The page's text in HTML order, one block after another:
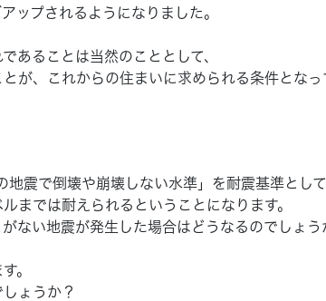
ップされるようになりました。
あることは当然のこととして、
が、これからの住まいに求められる条件となっ
震で倒壊や崩壊しない水準」を耐震基準として
までは耐えられるということになります。
ない地震が発生した場合はどうなるのでしょう
。
ょうか？